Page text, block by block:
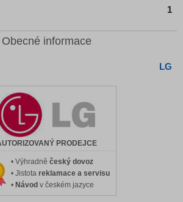
1
Obecné informace
LG
PRODEJCE
• Výhradně český dovoz
• Jistota reklamace a servisu
• Návodv českém jazyce